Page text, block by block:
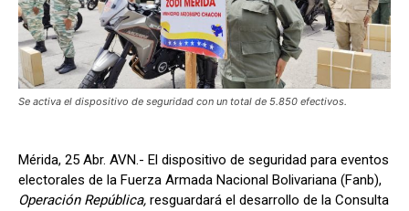
Se activa el dispositivo de seguridad con un total de 5.850 efectivos.
Mérida, 25 Abr. AVN.- El dispositivo de seguridad para eventos
electorales de la Fuerza Armada Nacional Bolivariana (Fanb),
Operación República, resguardará el desarrollo de la Consulta